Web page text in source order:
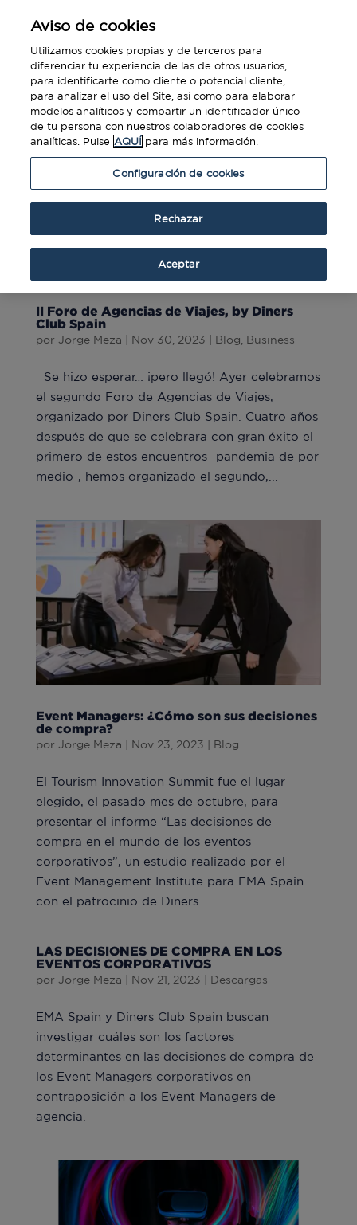
II Foro de Agencias de Viajes, by Diners
Club Spain
por Jorge Meza Nov 30, 2023 Blog Business
Se hizo esperar… ¡pero llegó! Ayer celebramos
el segundo Foro de Agencias de Viajes,
organizado por Diners Club Spain. Cuatro años
después de que se celebrara con gran éxito el
primero de estos encuentros -pandemia de por
medio-, hemos organizado el segundo,...
Event Managers: ¿Cómo son sus decisiones
de compra?
por Jorge Meza Nov 23, 2023 Blog
El Tourism Innovation Summit fue el lugar
elegido, el pasado mes de octubre, para
presentar el informe “Las decisiones de
compra en el mundo de los eventos
corporativos”, un estudio realizado por el
Event Management Institute para EMA Spain
con el patrocinio de Diners...
LAS DECISIONES DE COMPRA EN LOS
EVENTOS CORPORATIVOS
por Jorge Meza Nov 21, 2023 Descargas
EMA Spain y Diners Club Spain buscan
investigar cuáles son los factores
determinantes en las decisiones de compra de
los Event Managers corporativos en
contraposición a los Event Managers de
agencia.
Aviso de cookies
Utilizamos cookies propias y de terceros para
diferenciar tu experiencia de las de otros usuarios,
para identificarte como cliente o potencial cliente,
para analizar el uso del Site, así como para elaborar
modelos analíticos y compartir un identificador único
de tu persona con nuestros colaboradores de cookies
analíticas. Pulse AQUÍ para más información.
Configuración de cookies
Rechazar
Aceptar